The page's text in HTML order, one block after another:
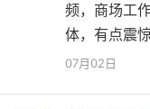
频，商场工
体，有点震惊
07月02日